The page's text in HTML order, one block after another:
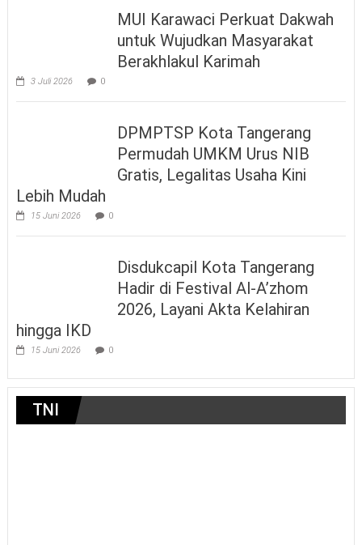
MUI Karawaci Perkuat Dakwah
untuk Wujudkan Masyarakat
Berakhlakul Karimah
3 Juli 2026 0
DPMPTSP Kota Tangerang
Permudah UMKM Urus NIB
Gratis, Legalitas Usaha Kini
Lebih Mudah
15 Juni 2026 0
Disdukcapil Kota Tangerang
Hadir di Festival Al-A’zhom
2026, Layani Akta Kelahiran
hingga IKD
15 Juni 2026 0
TNI